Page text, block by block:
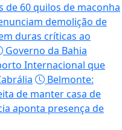
de 60 quilos de maconha
demolição de
duras críticas ao
Governo da Bahia
Internacional que
Belmonte:
de manter casa de
aponta presença de